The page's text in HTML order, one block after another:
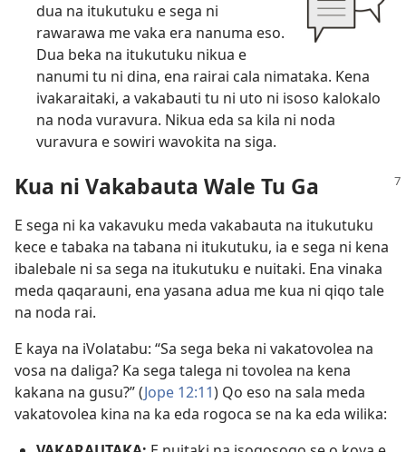
dua na itukutuku e sega ni
rawarawa me vaka era nanuma eso.
Dua beka na itukutuku nikua e
nanumi tu ni dina, ena rairai cala nimataka. Kena
ivakaraitaki, a vakabauti tu ni uto ni isoso kalokalo
na noda vuravura. Nikua eda sa kila ni noda
vuravura e sowiri wavokita na siga.
Kua ni Vakabauta Wale Tu Ga
E sega ni ka vakavuku meda vakabauta na itukutuku
kece e tabaka na tabana ni itukutuku, ia e sega ni kena
ibalebale ni sa sega na itukutuku e nuitaki. Ena vinaka
meda qaqarauni, ena yasana adua me kua ni qiqo tale
na noda rai.
E kaya na iVolatabu: “Sa sega beka ni vakatovolea na
vosa na daliga? Ka sega talega ni tovolea na kena
kakana na gusu?” (Jope 12:11) Qo eso na sala meda
vakatovolea kina na ka eda rogoca se na ka eda wilika: